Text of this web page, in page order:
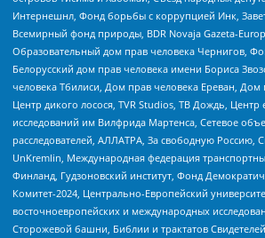
Интернешнл, Фонд борьбы с коррупцией Инк, Завет
Всемирный фонд природы, BDR Novaja Gazeta-
Образовательный дом прав человека Чернигов,
Белорусский дом прав человека имени Бориса
человека Тбилиси, Дом прав человека Ереван, Дом
Центр дикого лосося, TVR Studios, ТВ Дождь, Центр
исследований им Вилфрида Мартенса, Сетевое
расследователей, АЛЛАТРА, За свободную Россию,
UnKremlin, Международная федерация
Финланд, Гудзоновский институт, Фонд
Комитет-2024, Центрально-Европейский
восточноевропейских и международных
Сторожевой башни, Библии и трактатов